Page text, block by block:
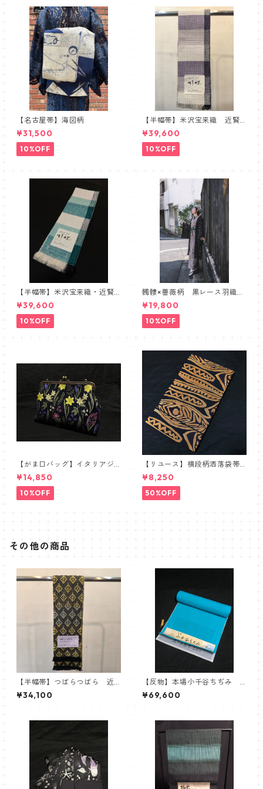
【名古屋帯】海図柄
¥31,500
10%OFF
【半幅帯】米沢宝来織 近賢
織物謹製 胡蝶 ラベンダー
¥39,600
10%OFF
【半幅帯】米沢宝来織・近賢
織物謹製【単衣仕立て】
¥39,600
10%OFF
髑髏×薔薇柄 黒レース羽織
髑髏 薔薇 スカル ローズ
¥19,800
10%OFF
【がま口バッグ】イタリアジ
ャガードボタニカル【ワイド
サイズ】
¥14,850
10%OFF
【リユース】横段柄洒落袋帯
【本袋織】
¥8,250
50%OFF
その他の商品
【半幅帯】つばらつばら 近
賢織物 イエロー
¥34,100
【反物】本場小千谷ちぢみ
杉山織物 小千谷縮 ターコ
イズ 水色
¥69,600